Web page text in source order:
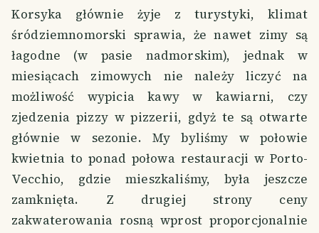
Korsyka głównie żyje z turystyki, klimat
śródziemnomorski sprawia, że nawet zimy są
łagodne (w pasie nadmorskim), jednak w
miesiącach zimowych nie należy liczyć na
możliwość wypicia kawy w kawiarni, czy
zjedzenia pizzy w pizzerii, gdyż te są otwarte
głównie w sezonie. My byliśmy w połowie
kwietnia to ponad połowa restauracji w Porto-
Vecchio, gdzie mieszkaliśmy, była jeszcze
zamknięta. Z drugiej strony ceny
zakwaterowania rosną wprost proporcjonalnie